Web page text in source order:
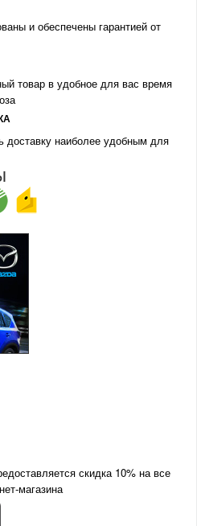
и обеспечены гарантией от
товар в удобное для вас время
доставку наиболее удобным для
скидка 10% на все
магазина